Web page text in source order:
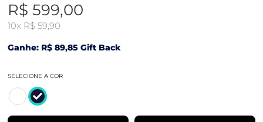
R$ 599,00
10x R$ 59,90
Ganhe: R$ 89,85 Gift Back
SELECIONE A COR